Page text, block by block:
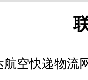
航空快递物流